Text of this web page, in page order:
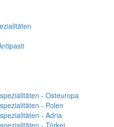
- Osteuropa
- Polen
- Adria
- Türkei